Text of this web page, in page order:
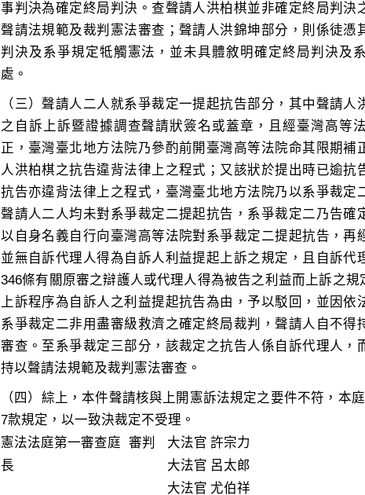
事判決為確定終局判決。查聲請人洪柏棋並非確定終局判決
聲請法規範及裁判憲法審查；聲請人洪錦坤部分，則係徒憑
判決及系爭規定牴觸憲法，並未具體敘明確定終局判決及
（三）聲請人二人就系爭裁定一提起抗告部分，其中聲請人
之自訴上訴暨證據調查聲請狀簽名或蓋章，且經臺灣高等
正，臺灣臺北地方法院乃參酌前開臺灣高等法院命其限期補
人洪柏棋之抗告違背法律上之程式；又該狀於提出時已逾抗
抗告亦違背法律上之程式，臺灣臺北地方法院乃以系爭裁定
聲請人二人均未對系爭裁定二提起抗告，系爭裁定二乃告確
以自身名義自行向臺灣高等法院對系爭裁定二提起抗告，再
並無自訴代理人得為自訴人利益提起上訴之規定，且自訴代
346條有關原審之辯護人或代理人得為被告之利益而上訴之規
上訴程序為自訴人之利益提起抗告為由，予以駁回，並因依
系爭裁定二非用盡審級救濟之確定終局裁判，聲請人自不得
審查。至系爭裁定三部分，該裁定之抗告人係自訴代理人，
（四）綜上，本件聲請核與上開憲訴法規定之要件不符，本
7款規定，以一致決裁定不受理。
憲法法庭第一審查庭 審判
長
大法官 許宗力
大法官 呂太郎
大法官 尤伯祥